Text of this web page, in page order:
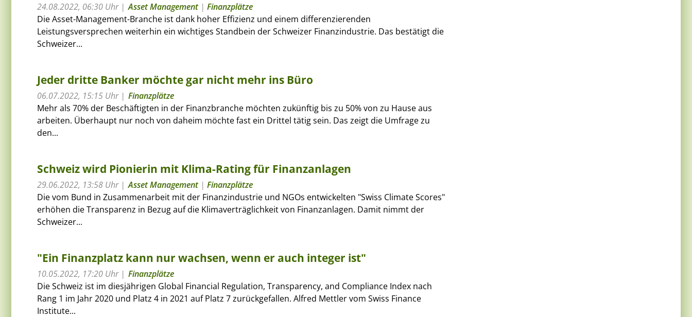
24.08.2022, 06:30 Uhr Asset Management| Finanzplätze
Die Asset-Management-Branche ist dank hoher Effizienz und einem differenzierenden
Leistungsversprechen weiterhin ein wichtiges Standbein der Schweizer Finanzindustrie. Das bestätigt die
Schweizer...
Jeder dritte Banker möchte gar nicht mehr ins Büro
06.07.2022, 15:15 Uhr
Finanzplätze
Mehr als 70% der Beschäftigten in der Finanzbranche möchten zukünftig bis zu 50% von zu Hause aus
arbeiten. Überhaupt nur noch von daheim möchte fast ein Drittel tätig sein. Das zeigt die Umfrage zu
den...
Schweiz wird Pionierin mit Klima-Rating für Finanzanlagen
29.06.2022, 13:58 Uhr Asset Management| Finanzplätze
Die vom Bund in Zusammenarbeit mit der Finanzindustrie und NGOs entwickelten "Swiss Climate Scores"
erhöhen die Transparenz in Bezug auf die Klimaverträglichkeit von Finanzanlagen. Damit nimmt der
Schweizer...
"Ein Finanzplatz kann nur wachsen, wenn er auch integer ist"
10.05.2022, 17:20 Uhr
Finanzplätze
Die Schweiz ist im diesjährigen Global Financial Regulation, Transparency, and Compliance Index nach
Rang 1 im Jahr 2020 und Platz 4 in 2021 auf Platz 7 zurückgefallen. Alfred Mettler vom Swiss Finance
Institute...